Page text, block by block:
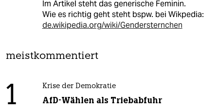
Im Artikel steht das generische Feminin.
Wie es richtig geht steht bspw. bei Wikpedia:
de.wikipedia.org/wiki/Gendersternchen
meistkommentiert
1 Krise der Demokratie
AfD-Wählen als Triebabfuhr